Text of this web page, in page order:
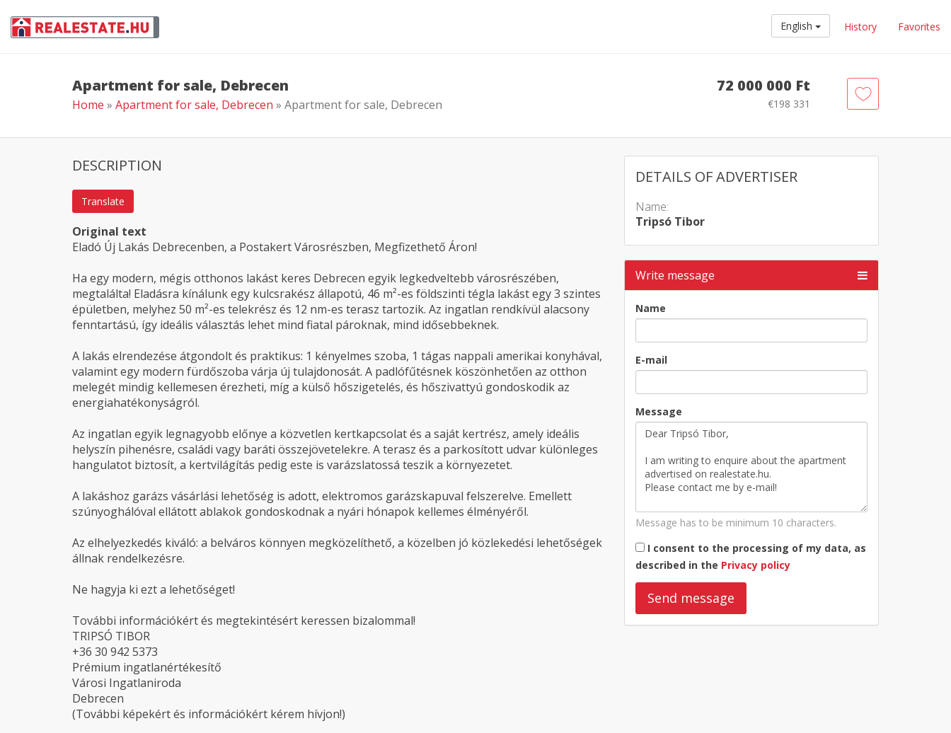
English History Favorites
Apartment for sale, Debrecen
Home » Apartment for sale, Debrecen » Apartment for sale, Debrecen
72 000 000 Ft
€198 331
DETAILS OF ADVERTISER
Name:
Tripsó Tibor
Write message
Name
E-mail
Message
Message has to be minimum 10 characters.
I consent to the processing of my data, as
described in the Privacy policy
Send message
DESCRIPTION
Translate
Original text
Eladó Új Lakás Debrecenben, a Postakert Városrészben, Megfizethető Áron!
Ha egy modern, mégis otthonos lakást keres Debrecen egyik legkedveltebb városrészében,
megtalálta! Eladásra kínálunk egy kulcsrakész állapotú, 46 m²-es földszinti tégla lakást egy 3 szintes
épületben, melyhez 50 m²-es telekrész és 12 nm-es terasz tartozik. Az ingatlan rendkívül alacsony
fenntartású, így ideális választás lehet mind fiatal pároknak, mind idősebbeknek.
A lakás elrendezése átgondolt és praktikus: 1 kényelmes szoba, 1 tágas nappali amerikai konyhával,
valamint egy modern fürdőszoba várja új tulajdonosát. A padlófűtésnek köszönhetően az otthon
melegét mindig kellemesen érezheti, míg a külső hőszigetelés, és hőszivattyú gondoskodik az
energiahatékonyságról.
Az ingatlan egyik legnagyobb előnye a közvetlen kertkapcsolat és a saját kertrész, amely ideális
helyszín pihenésre, családi vagy baráti összejövetelekre. A terasz és a parkosított udvar különleges
hangulatot biztosít, a kertvilágítás pedig este is varázslatossá teszik a környezetet.
A lakáshoz garázs vásárlási lehetőség is adott, elektromos garázskapuval felszerelve. Emellett
szúnyoghálóval ellátott ablakok gondoskodnak a nyári hónapok kellemes élményéről.
Az elhelyezkedés kiváló: a belváros könnyen megközelíthető, a közelben jó közlekedési lehetőségek
állnak rendelkezésre.
Ne hagyja ki ezt a lehetőséget!
További információkért és megtekintésért keressen bizalommal!
TRIPSÓ TIBOR
+36 30 942 5373
Prémium ingatlanértékesítő
Városi Ingatlaniroda
Debrecen
(További képekért és információkért kérem hívjon!)